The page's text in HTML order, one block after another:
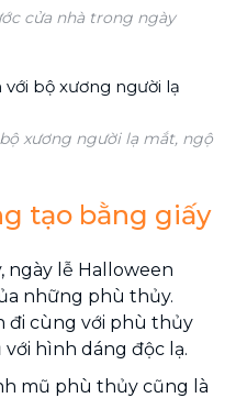
cửa nhà trong ngày
xương người lạ mắt, ngộ
tạo bằng giấy
ngày lễ Halloween
những phù thủy.
đi cùng với phù thủy
hình dáng độc lạ.
mũ phù thủy cũng là